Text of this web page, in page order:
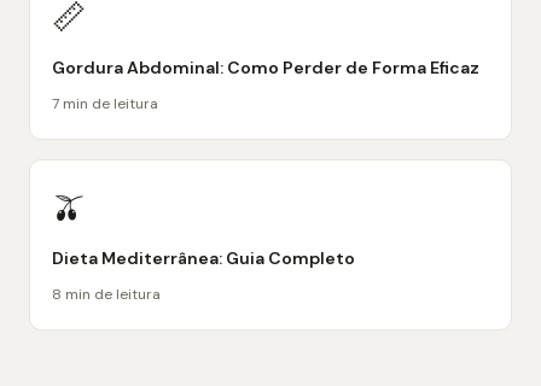
📏
Gordura Abdominal: Como Perder de Forma Eficaz
7 min de leitura
🫒
Dieta Mediterrânea: Guia Completo
8 min de leitura